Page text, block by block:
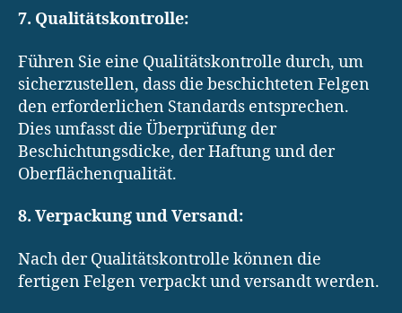
7. Qualitätskontrolle:
Führen Sie eine Qualitätskontrolle durch, um
sicherzustellen, dass die beschichteten Felgen
den erforderlichen Standards entsprechen.
Dies umfasst die Überprüfung der
Beschichtungsdicke, der Haftung und der
Oberflächenqualität.
8. Verpackung und Versand:
Nach der Qualitätskontrolle können die
fertigen Felgen verpackt und versandt werden.